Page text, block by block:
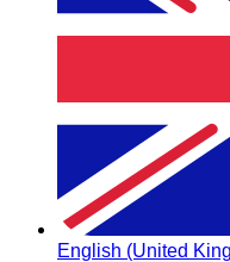
English (United